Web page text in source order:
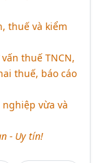
thuế và kiểm
thuế TNCN,
thuế, báo cáo
vừa và
- Uy tín!